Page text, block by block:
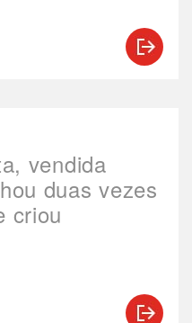
vendida
duas vezes
criou